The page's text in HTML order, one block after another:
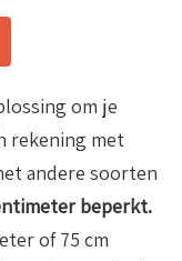
om je
rekening met
andere soorten
beperkt.
of 75 cm